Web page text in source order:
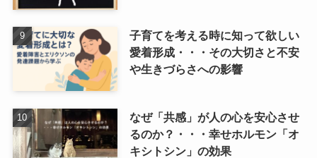
子育てを考える時に知って欲しい
愛着形成・・・その大切さと不安
や生きづらさへの影響
なぜ「共感」が人の心を安心させ
るのか？・・・幸せホルモン「オ
キシトシン」の効果